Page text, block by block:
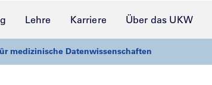
Lehre Karriere Über das UKW
medizinische Datenwissenschaften